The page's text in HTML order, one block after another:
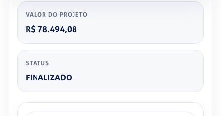
VALOR DO PROJETO
R$ 78.494,08
STATUS
FINALIZADO